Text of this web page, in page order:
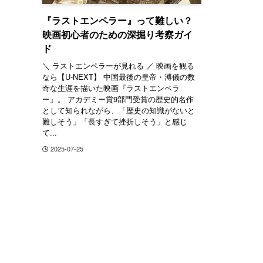
『ラストエンペラー』って難しい？
映画初心者のための深掘り考察ガイ
ド
＼ ラストエンペラーが見れる ／ 映画を観る
なら【U-NEXT】 中国最後の皇帝・溥儀の数
奇な生涯を描いた映画『ラストエンペラ
ー』。 アカデミー賞9部門受賞の歴史的名作
として知られながら、「歴史の知識がないと
難しそう」「長すぎて挫折しそう」と感じ
て...
2025-07-25